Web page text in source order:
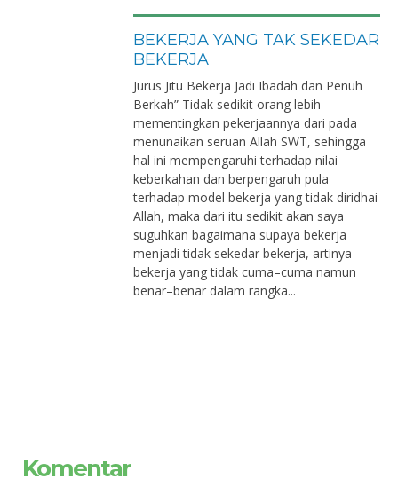
BEKERJA YANG TAK SEKEDAR
BEKERJA
Jurus Jitu Bekerja Jadi Ibadah dan Penuh
Berkah” Tidak sedikit orang lebih
mementingkan pekerjaannya dari pada
menunaikan seruan Allah SWT, sehingga
hal ini mempengaruhi terhadap nilai
keberkahan dan berpengaruh pula
terhadap model bekerja yang tidak diridhai
Allah, maka dari itu sedikit akan saya
suguhkan bagaimana supaya bekerja
menjadi tidak sekedar bekerja, artinya
bekerja yang tidak cuma–cuma namun
benar–benar dalam rangka...
Komentar